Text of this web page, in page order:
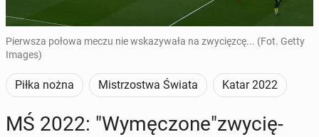
Pierwsza połowa meczu nie wskazywała na zwycięzcę... (Fot. Getty
Images)
Piłka nożna Mistrzostwa Świata Katar 2022
MŚ 2022: "Wy­mę­czo­ne"zwy­cię­